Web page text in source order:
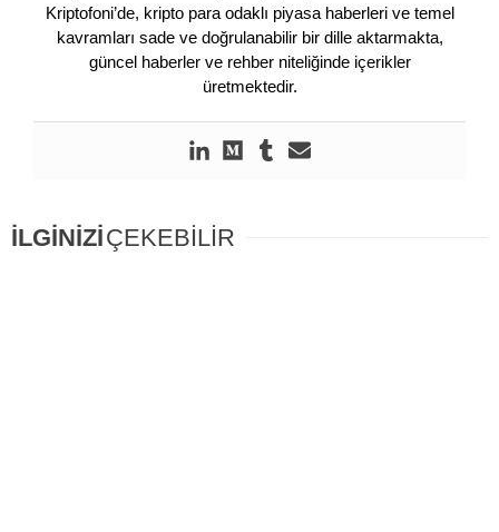
Kriptofoni’de, kripto para odaklı piyasa haberleri ve temel
kavramları sade ve doğrulanabilir bir dille aktarmakta,
güncel haberler ve rehber niteliğinde içerikler
üretmektedir.
İLGİNİZİÇEKEBİLİR